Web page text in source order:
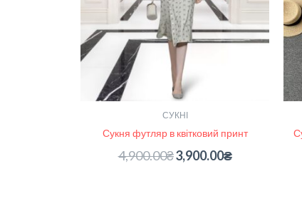
СУКНІ
Сукня футляр в квітковий принт
4,900.00₴3,900.00₴